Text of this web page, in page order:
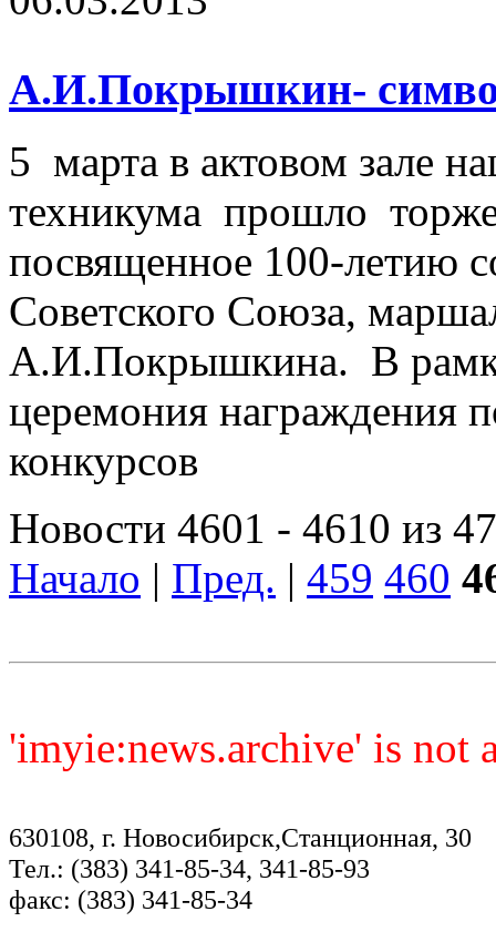
А.И.Покрышкин-
5 марта в актовом зале
техникума прошло
посвященное 100-летию
Советского Союза,
А.И.Покрышкина. В
церемония награждения
конкурсов
Новости 4601 - 4610 из
Начало | Пред. | 459 460
'imyie:news.archive' is not
630108, г. Новосибирск,Станционная, 30
Тел.: (383) 341-85-34, 341-85-93
факс: (383) 341-85-34